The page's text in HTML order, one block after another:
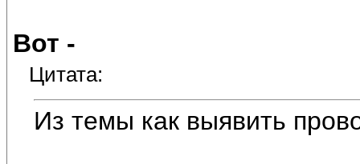
Вот -
Цитата:
Из темы как выявить